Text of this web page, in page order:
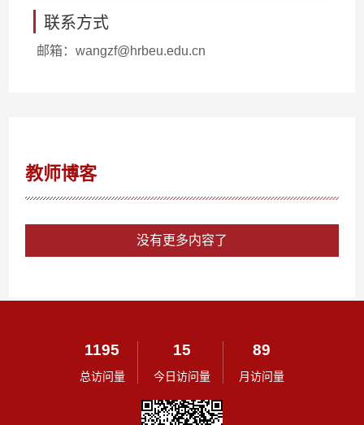
联系方式
邮箱： wangzf@hrbeu.edu.cn
教师博客
没有更多内容了
1195
总访问量
15
今日访问量
89
月访问量